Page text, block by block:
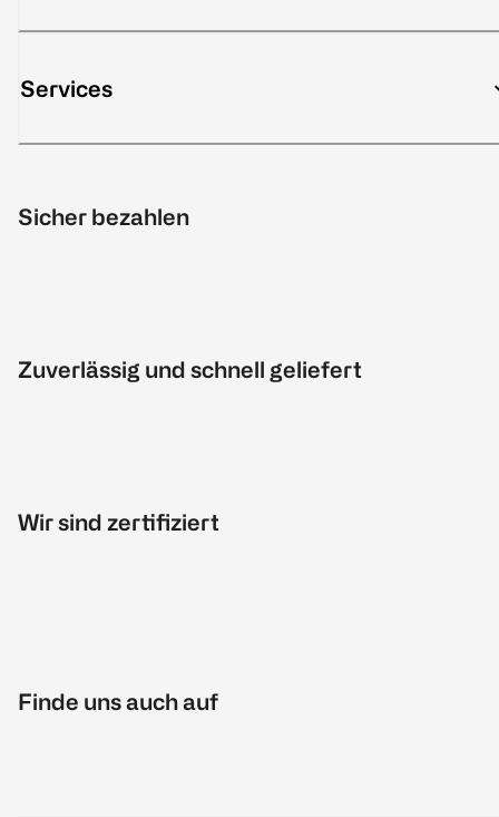
Services
Sicher bezahlen
Zuverlässig und schnell geliefert
Wir sind zertifiziert
Finde uns auch auf